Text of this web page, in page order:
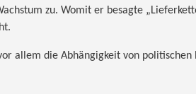
zu. Womit er besagte
allem die Abhängigkeit von politischen